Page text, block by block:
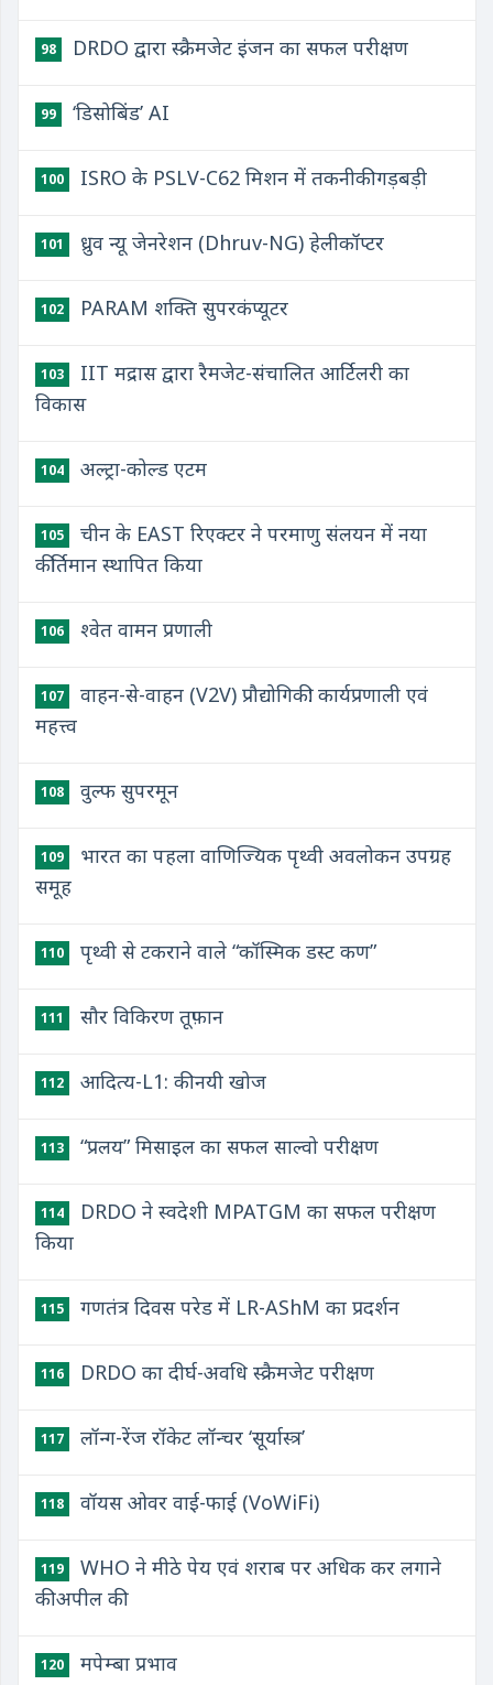
98 DRDO द्वारा स्क्रैमजेट इंजन का सफल परीक्षण
99 ‘डिसोबिंड’ AI
100 ISRO के PSLV-C62 मिशन में तकनीकी गड़बड़ी
101 ध्रुव न्यू जेनरेशन (Dhruv-NG) हेलीकॉप्टर
102 PARAM शक्ति सुपरकंप्यूटर
103
IIT मद्रास द्वारा रैमजेट-संचालित आर्टिलरी का
विकास
104 अल्ट्रा-कोल्ड एटम
105
चीन के EAST रिएक्टर ने परमाणु संलयन में नया
कीर्तिमान स्थापित किया
106 श्वेत वामन प्रणाली
107
वाहन-से-वाहन (V2V) प्रौद्योगिकी: कार्यप्रणाली एवं
महत्त्व
108 वुल्फ सुपरमून
109
भारत का पहला वाणिज्यिक पृथ्वी अवलोकन उपग्रह
समूह
110 पृथ्वी से टकराने वाले “कॉस्मिक डस्ट कण”
111 सौर विकिरण तूफ़ान
112 आदित्य-L1: की नयी खोज
113 “प्रलय” मिसाइल का सफल साल्वो परीक्षण
114
DRDO ने स्वदेशी MPATGM का सफल परीक्षण
किया
115 गणतंत्र दिवस परेड में LR-AShM का प्रदर्शन
116 DRDO का दीर्घ-अवधि स्क्रैमजेट परीक्षण
117 लॉन्ग-रेंज रॉकेट लॉन्चर ‘सूर्यास्त्र’
118 वॉयस ओवर वाई-फाई (VoWiFi)
119
WHO ने मीठे पेय एवं शराब पर अधिक कर लगाने
की अपील की
120 मपेम्बा प्रभाव